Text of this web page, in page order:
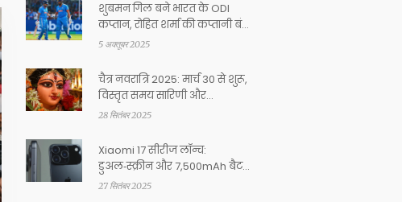
शुबमन गिल बने भारत के ODI
कप्तान, रोहित शर्मा की कप्तानी बंद,
ऑस्ट्रेलिया दौरा
5 अक्तूबर 2025
चैत्र नवरात्रि 2025: मार्च 30 से शुरू,
विस्तृत समय सारिणी और
घण्टस्थापना मुहूर्त
28 सितंबर 2025
Xiaomi 17 सीरीज लॉन्च:
डुअल‑स्क्रीन और 7,500mAh बैटरी
के साथ नई माइलस्टोन
27 सितंबर 2025